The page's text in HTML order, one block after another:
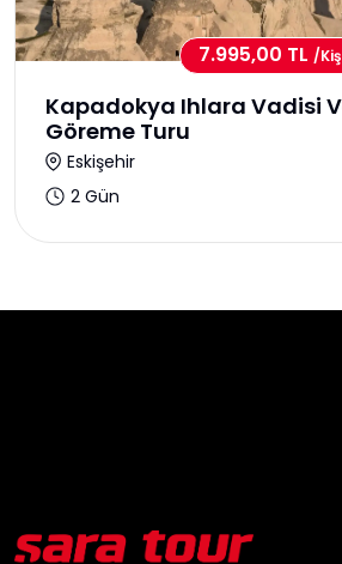
7.995,00 TL /
Kapadokya Ihlara Vadisi
Göreme Turu
Eskişehir
2 Gün